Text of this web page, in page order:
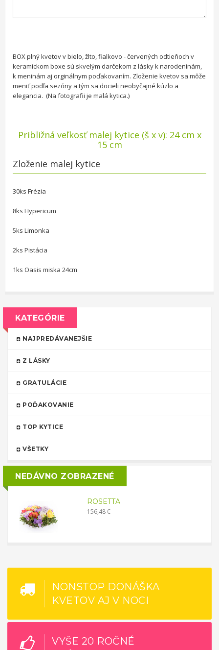
BOX plný kvetov v bielo, žlto, fialkovo - červených odtieňoch v
keramickom boxe sú skvelým darčekom z lásky k narodeninám,
k meninám aj orginálnym poďakovaním. Zloženie kvetov sa môže
meniť podľa sezóny a tým sa docieli neobyčajné kúzlo a
elegancia. (Na fotografii je malá kytica.)
Približná veľkosť malej kytice (š x v): 24 cm x
15 cm
Zloženie malej kytice
30ks Frézia
8ks Hypericum
5ks Limonka
2ks Pistácia
1ks Oasis miska 24cm
KATEGÓRIE
NAJPREDÁVANEJŠIE
Z LÁSKY
GRATULÁCIE
POĎAKOVANIE
TOP KYTICE
VŠETKY
NEDÁVNO ZOBRAZENÉ
ROSETTA
156,48 €
NONSTOP DONÁŠKA
KVETOV AJ V NOCI
VYŠE 20 ROČNÉ